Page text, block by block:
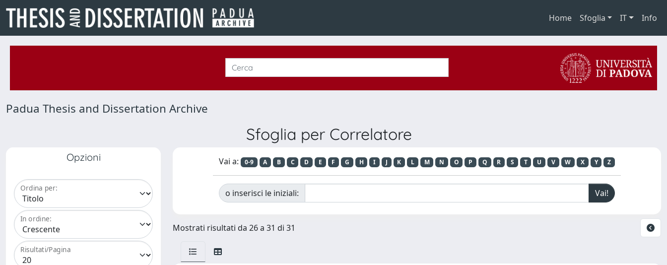
Home Sfoglia IT Info
Padua Thesis and Dissertation Archive
Sfoglia per Correlatore
Opzioni
Ordina per:
In ordine:
Risultati/Pagina
Vai a: 0-9 A B C D E F G H I J K L M N O P Q R S T U V W X Y Z
o inserisci le iniziali:
Mostrati risultati da 26 a 31 di 31